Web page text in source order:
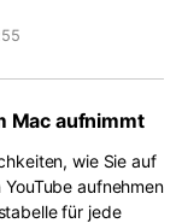
Mac aufnimmt
wie Sie auf
aufnehmen
für jede